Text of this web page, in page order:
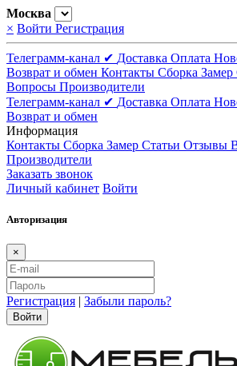
Москва
× Войти Регистрация
Телеграмм-канал ✔ Доставка Оплата
Возврат и обмен Контакты Сборка Замер
Вопросы Производители
Телеграмм-канал ✔ Доставка Оплата
Возврат и обмен
Информация
Контакты Сборка Замер Статьи Отзывы
Производители
Заказать звонок
Личный кабинет Войти
Авторизация
×
Регистрация | Забыли пароль?
Войти